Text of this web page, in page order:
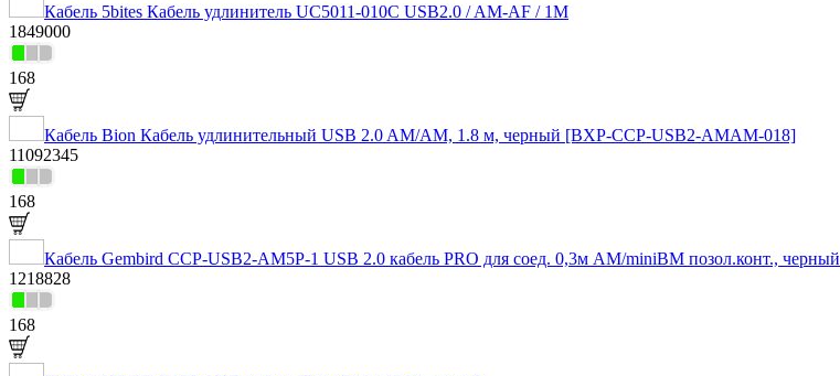
Кабель 5bites Кабель удлинитель UC5011-010C USB2.0 / AM-AF / 1M
1849000
168
Кабель Bion Кабель удлинительный USB 2.0 AM/AM, 1.8 м, черный [BXP-CCP-USB2-AMAM-018]
11092345
168
Кабель Gembird CCP-USB2-AM5P-1 USB 2.0 кабель PRO для соед. 0,3м AM/miniBM позол.конт., черный
1218828
168